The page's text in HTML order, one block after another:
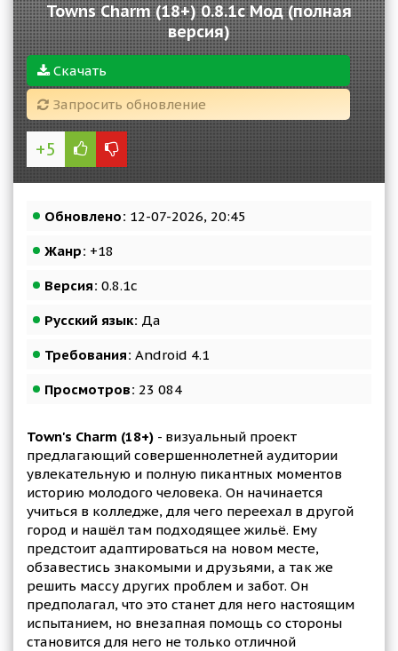
Towns Charm (18+) 0.8.1с Мод (полная
версия)
Скачать
Запросить обновление
+5
Обновлено: 12-07-2026, 20:45
Жанр: +18
Версия: 0.8.1с
Русский язык: Да
Требования: Android 4.1
Просмотров: 23 084
Town's Charm (18+) - визуальный проект
предлагающий совершеннолетней аудитории
увлекательную и полную пикантных моментов
историю молодого человека. Он начинается
учиться в колледже, для чего переехал в другой
город и нашёл там подходящее жильё. Ему
предстоит адаптироваться на новом месте,
обзавестись знакомыми и друзьями, а так же
решить массу других проблем и забот. Он
предполагал, что это станет для него настоящим
испытанием, но внезапная помощь со стороны
становится для него не только отличной